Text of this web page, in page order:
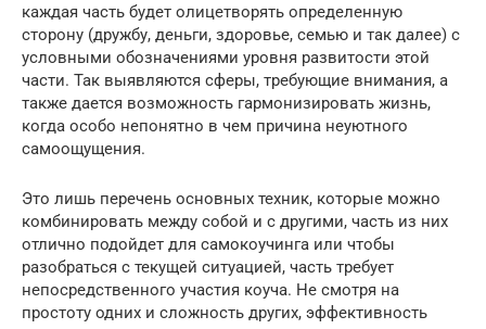
каждая часть будет олицетворять определенную
сторону (дружбу, деньги, здоровье, семью и так далее) с
условными обозначениями уровня развитости этой
части. Так выявляются сферы, требующие внимания, а
также дается возможность гармонизировать жизнь,
когда особо непонятно в чем причина неуютного
самоощущения.
Это лишь перечень основных техник, которые можно
комбинировать между собой и с другими, часть из них
отлично подойдет для самокоучинга или чтобы
разобраться с текущей ситуацией, часть требует
непосредственного участия коуча. Не смотря на
простоту одних и сложность других, эффективность